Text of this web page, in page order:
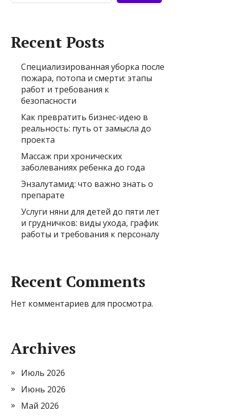
Recent Posts
Специализированная уборка после
пожара, потопа и смерти: этапы
работ и требования к
безопасности
Как превратить бизнес-идею в
реальность: путь от замысла до
проекта
Массаж при хронических
заболеваниях ребенка до года
Энзалутамид: что важно знать о
препарате
Услуги няни для детей до пяти лет
и грудничков: виды ухода, график
работы и требования к персоналу
Recent Comments
Нет комментариев для просмотра.
Archives
Июль 2026
Июнь 2026
Май 2026